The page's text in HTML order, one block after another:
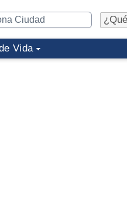
Vida